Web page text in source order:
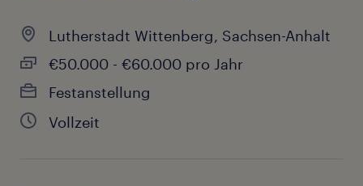
Lutherstadt Wittenberg, Sachsen-Anhalt
€50.000 - €60.000 pro Jahr
Festanstellung
Vollzeit